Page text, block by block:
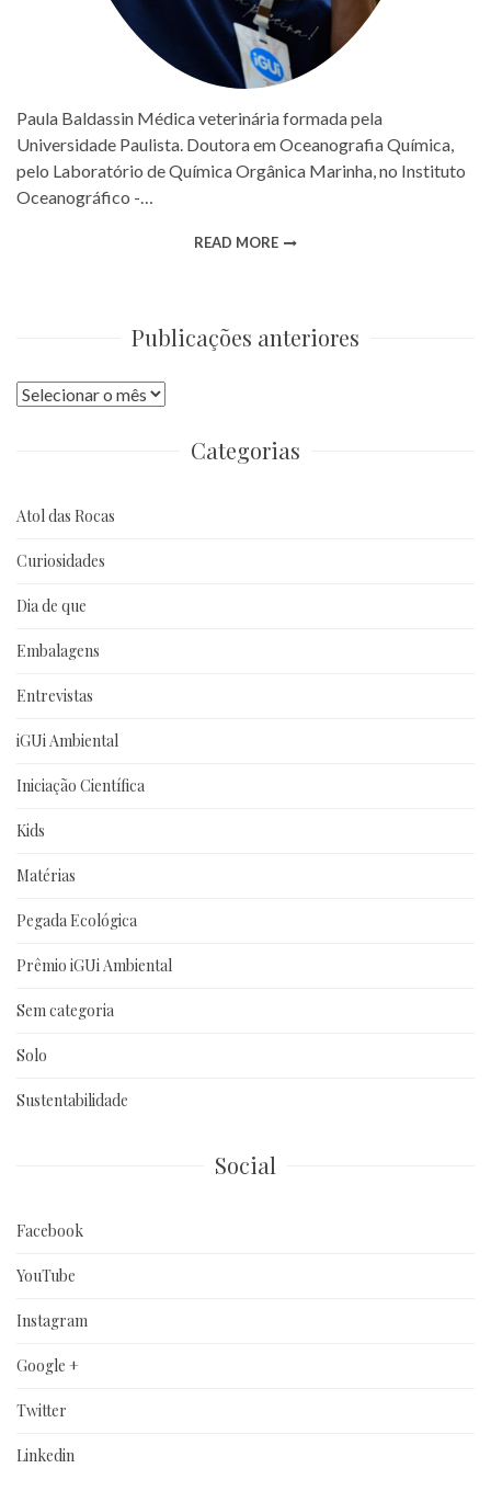
Paula Baldassin Médica veterinária formada pela
Universidade Paulista. Doutora em Oceanografia Química,
pelo Laboratório de Química Orgânica Marinha, no Instituto
Oceanográfico -…
READ MORE
Publicações anteriores
Publicações
Categorias
Atol das Rocas
Curiosidades
Dia de que
Embalagens
Entrevistas
iGUi Ambiental
Iniciação Científica
Kids
Matérias
Pegada Ecológica
Prêmio iGUi Ambiental
Sem categoria
Solo
Sustentabilidade
Social
Facebook
YouTube
Instagram
Google +
Twitter
Linkedin